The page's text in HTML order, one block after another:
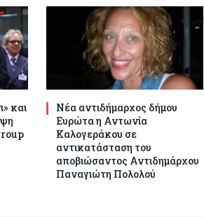
και
Νέα αντιδήμαρχος δήμου
Ευρώτα η Αντωνία
Καλογεράκου σε
αντικατάσταση του
αποβιώσαντος Αντιδημάρχου
Παναγιώτη Πολολού